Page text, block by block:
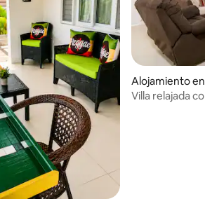
5. 58 evaluaciones
Alojamiento
Villa relajada